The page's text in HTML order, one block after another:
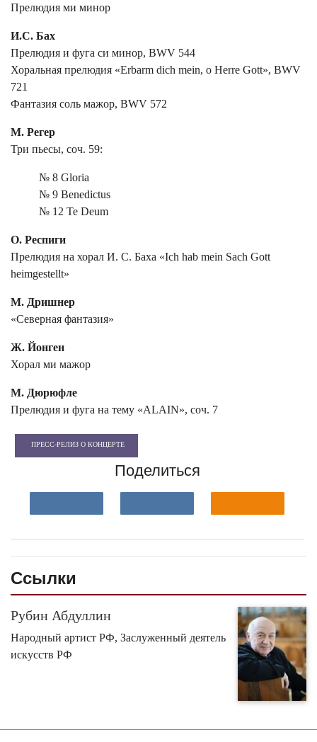
Прелюдия ми минор
И.С. Бах
Прелюдия и фуга си минор, BWV 544
Хоральная прелюдия «Erbarm dich mein, o Herre Gott», BWV
721
Фантазия соль мажор, BWV 572
М. Регер
Три пьесы, соч. 59:
№ 8 Gloria
№ 9 Benedictus
№ 12 Te Deum
О. Респиги
Прелюдия на хорал И. С. Баха «Ich hab mein Sach Gott
heimgestellt»
М. Дришнер
«Северная фантазия»
Ж. Йонген
Хорал ми мажор
М. Дюрюфле
Прелюдия и фуга на тему «ALAIN», соч. 7
ПРЕСС-РЕЛИЗ О КОНЦЕРТЕ
Поделиться
Ссылки
Рубин Абдуллин
Народный артист РФ, Заслуженный деятель
искусств РФ